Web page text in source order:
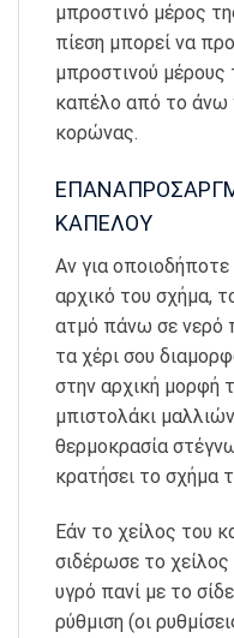
μπροστινό μέρος
πίεση μπορεί να
μπροστινού
καπέλο από το άνω
κορώνας.
ΚΑΠΕΛΟΥ
Αν για
αρχικό του σχήμα,
ατμό πάνω σε νερό
τα χέρι σου
στην αρχική μορφή
μπιστολάκι
θερμοκρασία
κρατήσει το σχήμα
Εάν το χείλος του
σιδέρωσε το
υγρό πανί με το
ρύθμιση (οι